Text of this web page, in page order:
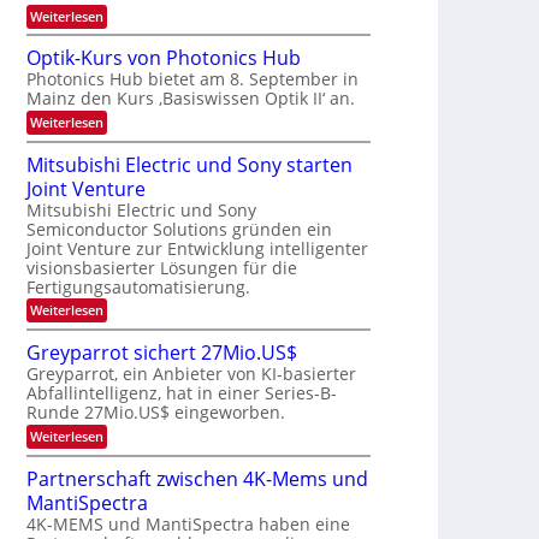
b
e
i
t
u
n
g
s
-
T
r
e
n
d
s
W
a
h
s
t
u
m
m
e
r
s
t
e
n
H
a
l
b
j
a
h
r
a
e
s
-
S
e
m
i
n
a
r
Weiterlesen:
K
-
E
i
n
s
a
t
z
n
i
m
m
t
i
n
d
e
r
D
A
C
H
-
I
d
u
Optik-Kurs von Photonics Hub
Photonics Hub bietet am 8. September in
Mainz den Kurs ‚Basiswissen Optik II‘ an.
Weiterlesen:
O
p
t
i
k
-
K
u
r
s
v
o
P
h
o
t
o
n
i
c
s
H
u
Mitsubishi Electric und Sony starten
Joint Venture
Mitsubishi Electric und Sony
Semiconductor Solutions gründen ein
Joint Venture zur Entwicklung intelligenter
visionsbasierter Lösungen für die
Fertigungsautomatisierung.
Weiterlesen:
M
t
s
u
b
i
s
h
i
l
e
Greyparrot sichert 27Mio.US$
Greyparrot, ein Anbieter von KI-basierter
Abfallintelligenz, hat in einer Series-B-
Runde 27Mio.US$ eingeworben.
Weiterlesen:
G
e
y
p
Partnerschaft zwischen 4K-Mems und
MantiSpectra
4K-MEMS und MantiSpectra haben eine